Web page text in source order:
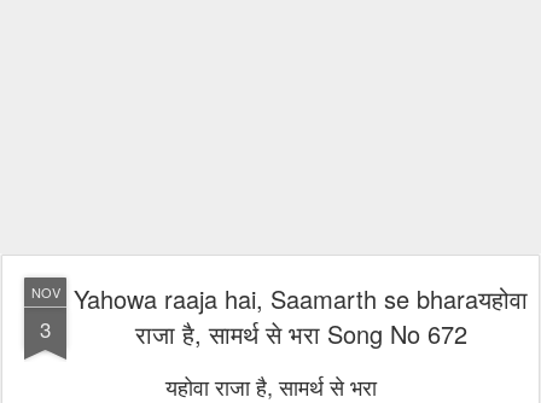
NOV
3
Yahowa raaja hai, Saamarth se bharaयहोवा
राजा है, सामर्थ से भरा Song No 672
यहोवा राजा है, सामर्थ से भरा